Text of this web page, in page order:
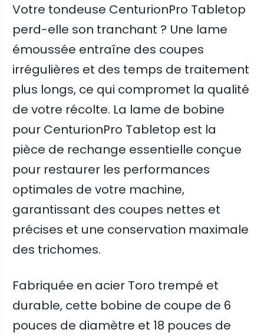
Votre tondeuse CenturionPro Tabletop
perd-elle son tranchant ? Une lame
émoussée entraîne des coupes
irrégulières et des temps de traitement
plus longs, ce qui compromet la qualité
de votre récolte. La lame de bobine
pour CenturionPro Tabletop est la
pièce de rechange essentielle conçue
pour restaurer les performances
optimales de votre machine,
garantissant des coupes nettes et
précises et une conservation maximale
des trichomes.
Fabriquée en acier Toro trempé et
durable, cette bobine de coupe de 6
pouces de diamètre et 18 pouces de